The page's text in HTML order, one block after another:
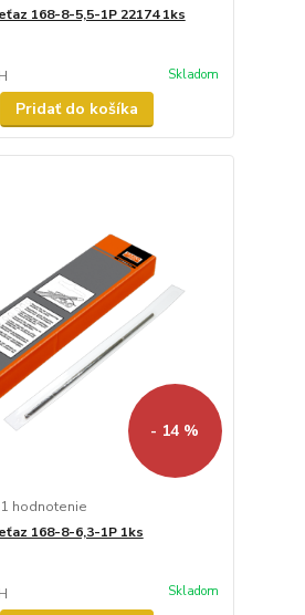
168-8-5,5-1P 22174 1ks
Skladom
Pridať do košíka
- 14 %
1 hodnotenie
168-8-6,3-1P 1ks
Skladom